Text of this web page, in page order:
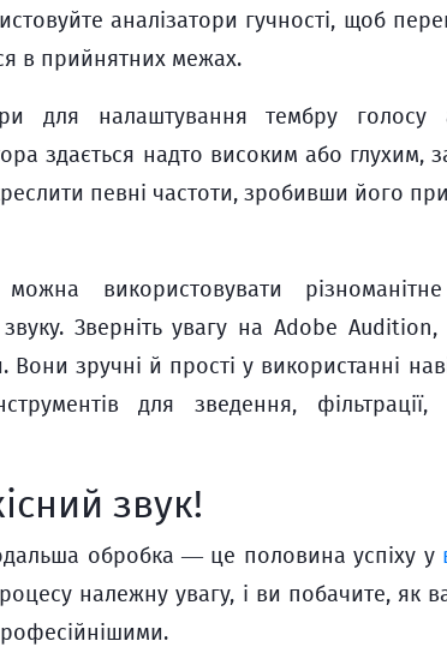
аналізатори гучності, щоб
в прийнятних межах.
для налаштування тембру голосу
здається надто високим або глухим,
певні частоти, зробивши його
використовувати
Зверніть увагу на Adobe Audition,
Вони зручні й прості у використанні
для зведення, фільтрації,
звук!
обробка — це половина успіху у
належну увагу, і ви побачите, як